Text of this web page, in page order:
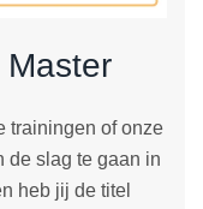
trainingen of onze
de slag te gaan in
heb jij de titel